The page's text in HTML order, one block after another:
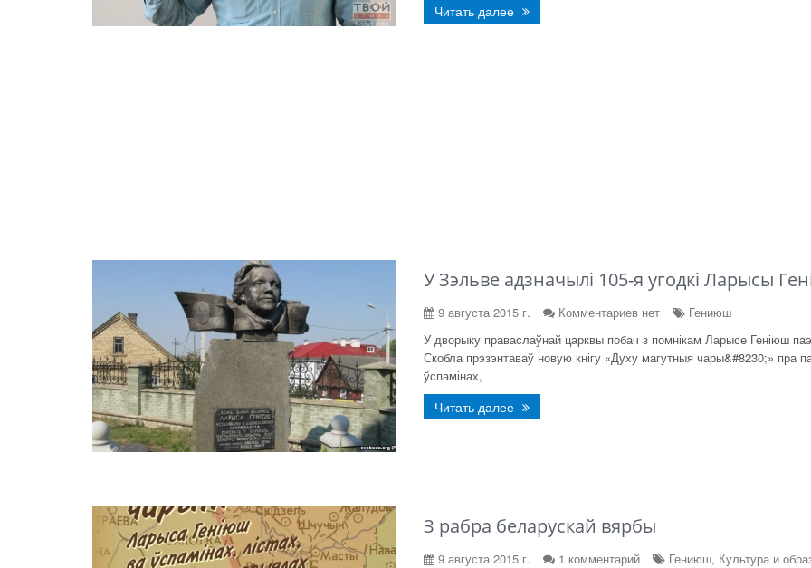
Читать далее
У Зэльве адзначылі 105-я угодкі Ларысы
9 августа 2015 г. Комментариев нет
Гениюш
У дворыку праваслаўнай царквы побач з помнікам Ларысе Геніюш
Скобла прэзэнтаваў новую кнігу «Духу магутныя чары&#8230;» пра
ўспамінах,
Читать далее
З рабра беларускай вярбы
9 августа 2015 г. 1 комментарий
Гениюш, Культура и